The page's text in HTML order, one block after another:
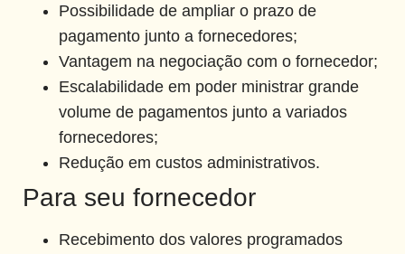
Possibilidade de ampliar o prazo de
pagamento junto a fornecedores;
Vantagem na negociação com o fornecedor;
Escalabilidade em poder ministrar grande
volume de pagamentos junto a variados
fornecedores;
Redução em custos administrativos.
Para seu fornecedor
Recebimento dos valores programados